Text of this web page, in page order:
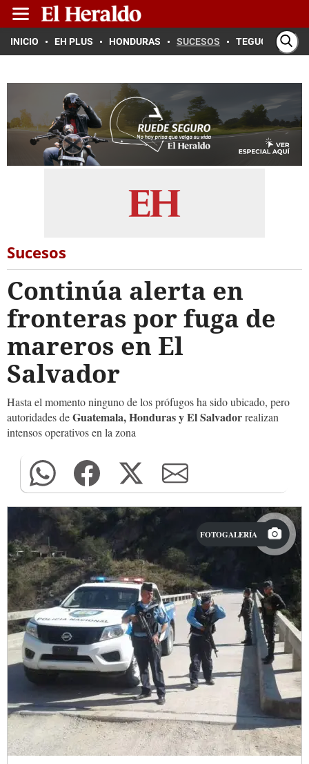
INICIO EH PLUS HONDURAS SUCESOS TEGUCIGALPA
Sucesos
Continúa alerta en
fronteras por fuga de
mareros en El
Salvador
Hasta el momento ninguno de los prófugos ha sido ubicado, pero
autoridades deGuatemala, Honduras y El Salvadorrealizan
intensos operativos en la zona
FOTOGALERÍA